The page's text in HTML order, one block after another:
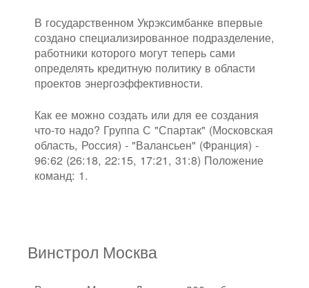
В государственном Укрэксимбанке впервые
создано специализированное подразделение,
работники которого могут теперь сами
определять кредитную политику в области
проектов энергоэффективности.
Как ее можно создать или для ее создания
что-то надо? Группа С "Спартак" (Московская
область, Россия) - "Валансьен" (Франция) -
96:62 (26:18, 22:15, 17:21, 31:8) Положение
команд: 1.
Винстрол Москва